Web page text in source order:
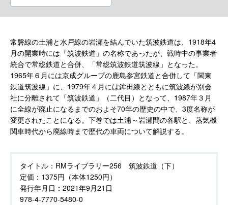
常磐線の土浦と水戸線の岩瀬を結んでいた筑波鉄道は、1918年4
月の開業時には「筑波鉄道」の名称であったが、戦時中の事業者
統合で常総鉄道と合併、「常総筑波鉄道筑波線」となった。
1965年６月には京成グループの鹿島参宮鉄道と合併して「関東
鉄道筑波線」に、1979年４月には鉾田線とともに筑波線が別会
社に分離されて「筑波鉄道」（二代目）となって、1987年３月
に全線が廃止になるまでのおよそ70年の歴史の中で、3度名称が
変更されたことになる。下巻では土浦～岩瀬間の各駅と、蒸気機
関車時代から廃線時まで歴代の車両について解説する。
タイトル： RMライブラリー256 筑波鉄道（下）
定価： 1375円（本体1250円）
発行年月日： 2021年9月21日
978-4-7770-5480-0